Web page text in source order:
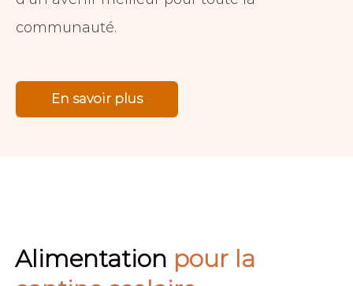
communauté.
En savoir plus
Alimentation pour la